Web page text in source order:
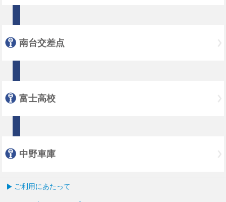
南台交差点
富士高校
中野車庫
ご利用にあたって